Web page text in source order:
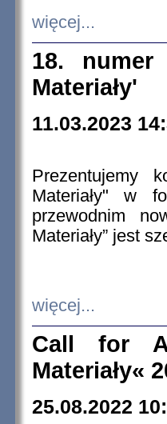
więcej...
18. numer
Materiały'
11.03.2023
Prezentujemy
Materiały" w
przewodnim
Materiały” jest
więcej...
Call for
Materiały«
25.08.2022